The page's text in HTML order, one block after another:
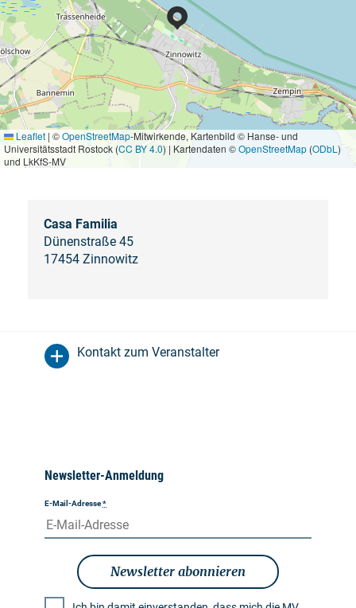
Leaflet | ©OpenStreetMap-Mitwirkende, Kartenbild © Hanse- und
Universitätsstadt Rostock (CC BY 4.0) | Kartendaten ©OpenStreetMap (ODbL )
und LkKfS-MV
Casa Familia
Dünenstraße 45
17454 Zinnowitz
Kontakt zum Veranstalter
Newsletter-Anmeldung
E-Mail-Adresse*
Newsletter abonnieren